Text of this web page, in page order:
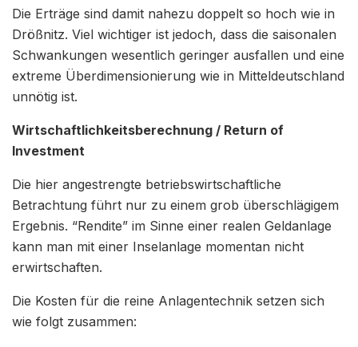
Die Erträge sind damit nahezu doppelt so hoch wie in
Drößnitz. Viel wichtiger ist jedoch, dass die saisonalen
Schwankungen wesentlich geringer ausfallen und eine
extreme Überdimensionierung wie in Mitteldeutschland
unnötig ist.
Wirtschaftlichkeitsberechnung / Return of
Investment
Die hier angestrengte betriebswirtschaftliche
Betrachtung führt nur zu einem grob überschlägigem
Ergebnis. “Rendite” im Sinne einer realen Geldanlage
kann man mit einer Inselanlage momentan nicht
erwirtschaften.
Die Kosten für die reine Anlagentechnik setzen sich
wie folgt zusammen: